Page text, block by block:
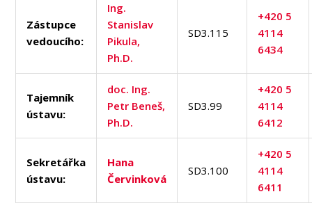
Zástupce
vedoucího:
Ing.
Stanislav
Pikula,
Ph.D.
SD3.115
+420 5
4114
6434
Tajemník
ústavu:
doc. Ing.
Petr Beneš,
Ph.D.
SD3.99
+420 5
4114
6412
Sekretářka
ústavu:
Hana
Červinková
SD3.100
+420 5
4114
6411